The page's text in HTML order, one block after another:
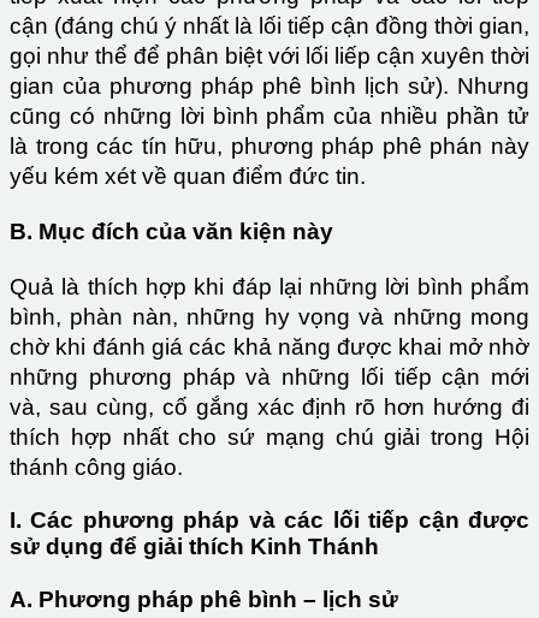
cận (đáng chú ý nhất là lối tiếp cận đồng thời gian,
gọi như thể để phân biệt với lối liếp cận xuyên thời
gian của phương pháp phê bình lịch sử). Nhưng
cũng có những lời bình phẩm của nhiều phần tử
là trong các tín hữu, phương pháp phê phán này
yếu kém xét về quan điểm đức tin.
B. Mục đích của văn kiện này
Quả là thích hợp khi đáp lại những lời bình phẩm
bình, phàn nàn, những hy vọng và những mong
chờ khi đánh giá các khả năng được khai mở nhờ
những phương pháp và những lối tiếp cận mới
và, sau cùng, cố gắng xác định rõ hơn hướng đi
thích hợp nhất cho sứ mạng chú giải trong Hội
thánh công giáo.
I. Các phương pháp và các lối tiếp cận được
sử dụng để giải thích Kinh Thánh
A. Phương pháp phê bình – lịch sử